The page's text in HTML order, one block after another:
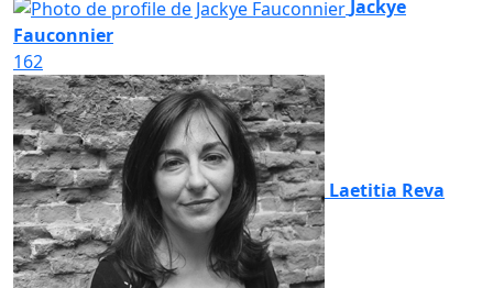
Jackye
Fauconnier
162
Laetitia Reva